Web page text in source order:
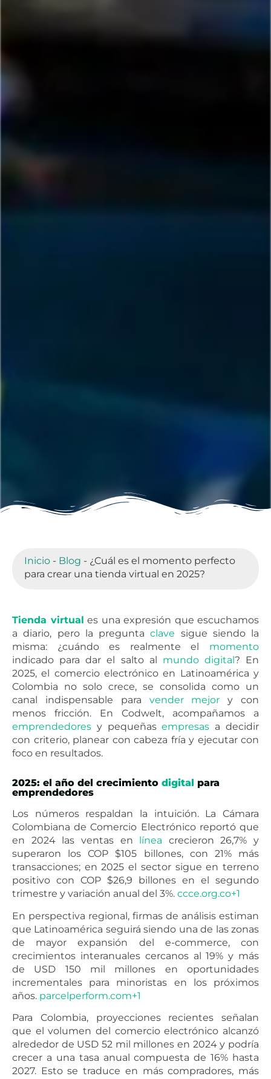
Inicio - Blog - ¿Cuál es el momento perfecto
para crear una tienda virtual en 2025?
Tienda virtual es una expresión que escuchamos
a diario, pero la preguntaclave sigue siendo la
misma: ¿cuándo es realmente el momento
indicado para dar el salto al mundo digital ? En
2025, el comercio electrónico en Latinoamérica y
Colombia no solo crece, se consolida como un
canal indispensable para vender mejor y con
menos fricción. En Codwelt, acompañamos a
emprendedores y pequeñasempresas a decidir
con criterio, planear con cabeza fría y ejecutar con
foco en resultados.
2025: el año del crecimiento digital para
emprendedores
Los números respaldan la intuición. La Cámara
Colombiana de Comercio Electrónico reportó que
en 2024 las ventas en
línea crecieron 26,7% y
superaron los COP $105 billones, con 21% más
transacciones; en 2025 el sector sigue en terreno
positivo con COP $26,9 billones en el segundo
trimestre y variación anual del 3%. ccce.org.co+1
En perspectiva regional, firmas de análisis estiman
que Latinoamérica seguirá siendo una de las zonas
de mayor expansión del e-commerce, con
crecimientos interanuales cercanos al 19% y más
de USD 150 mil millones en oportunidades
incrementales para minoristas en los próximos
años. parcelperform.com+1
Para Colombia, proyecciones recientes señalan
que el volumen del comercio electrónico alcanzó
alrededor de USD 52 mil millones en 2024 y podría
crecer a una tasa anual compuesta de 16% hasta
2027. Esto se traduce en más compradores, más